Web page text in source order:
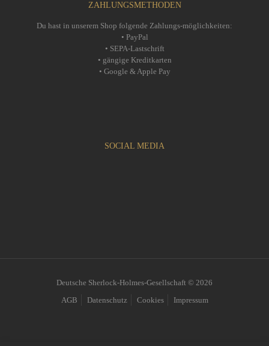
ZAHLUNGSMETHODEN
Du hast in unserem Shop folgende Zahlungs-möglichkeiten:
• PayPal
• SEPA-Lastschrift
• gängige Kreditkarten
• Google & Apple Pay
SOCIAL MEDIA
Deutsche Sherlock-Holmes-Gesellschaft © 2026
AGB
Datenschutz Cookies Impressum